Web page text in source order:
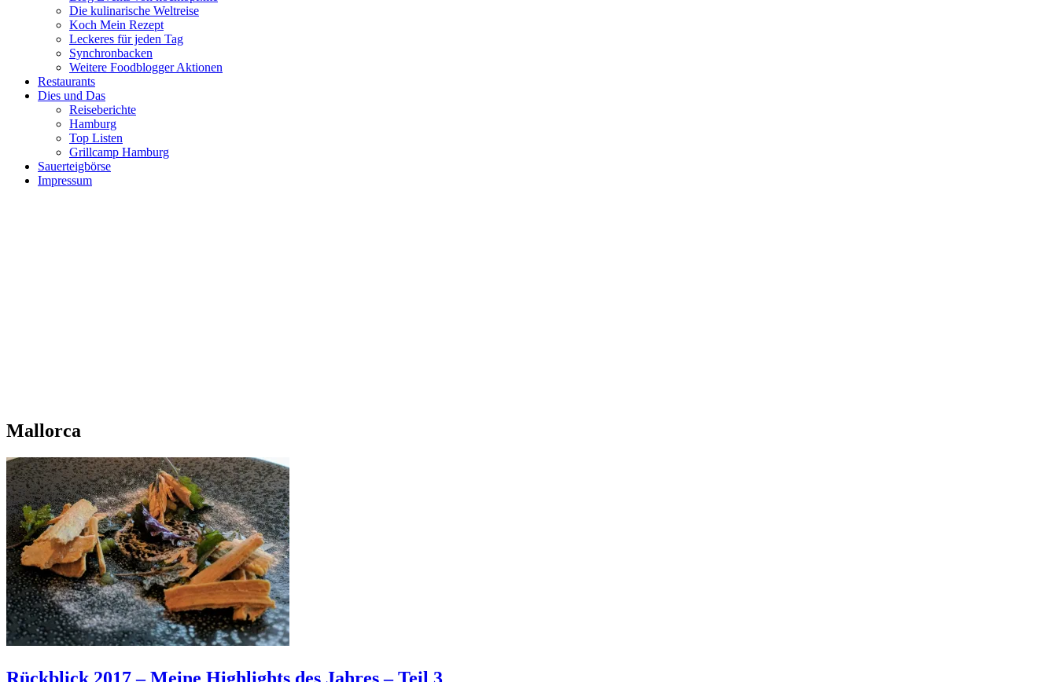
Die kulinarische Weltreise
Koch Mein Rezept
Leckeres für jeden Tag
Synchronbacken
Weitere Foodblogger Aktionen
Restaurants
Dies und Das
Reiseberichte
Hamburg
Top Listen
Grillcamp Hamburg
Sauerteigbörse
Impressum
Mallorca
Rückblick 2017 – Meine Highlights des Jahres – Teil 3